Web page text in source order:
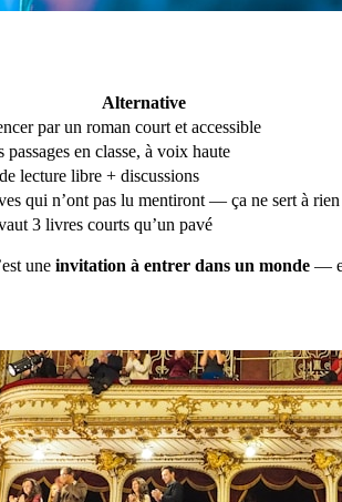
Alternative
par un roman court et accessible
passages en classe, à voix haute
lecture libre + discussions
qui n’ont pas lu mentiront — ça ne sert à rien
3 livres courts qu’un pavé
une invitation à entrer dans un monde —